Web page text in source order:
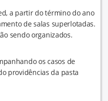
a partir do término do ano
de salas superlotadas.
sendo organizados.
os casos de
providências da pasta